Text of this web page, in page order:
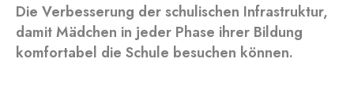
Die Verbesserung der schulischen Infrastruktur,
damit Mädchen in jeder Phase ihrer Bildung
komfortabel die Schule besuchen können.